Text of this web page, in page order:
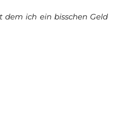
ich ein bisschen Geld